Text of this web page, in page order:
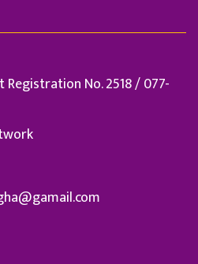
No. 2518 / 077-